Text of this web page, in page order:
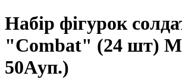
Набір фігурок
"Combat" (24 шт)
50Aуп.)